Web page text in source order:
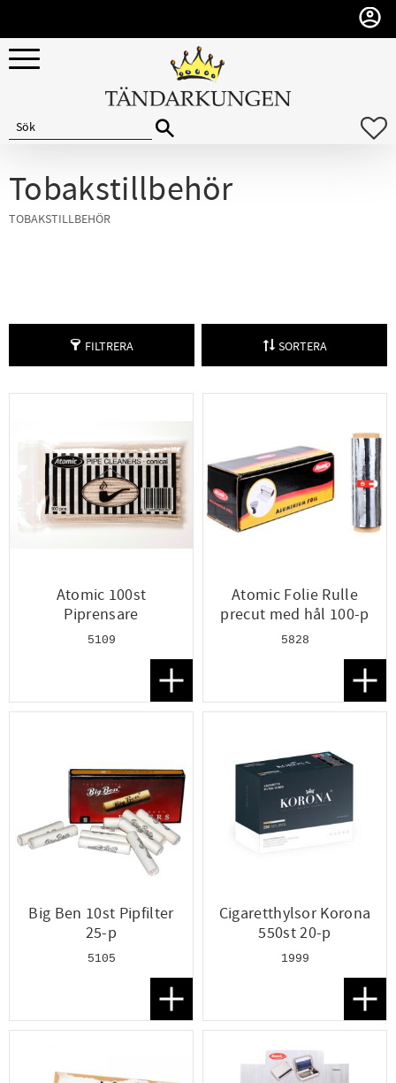
Meny
Tobakstillbehör
TOBAKSTILLBEHÖR
FILTRERA SORTERA
Atomic 100st
Piprensare
5109
Lägg till i favoriter
Atomic Folie Rulle
precut med hål 100-p
5828
Big Ben 10st Pipfilter
25-p
5105
Lägg till i favoriter
Cigaretthylsor Korona
550st 20-p
1999